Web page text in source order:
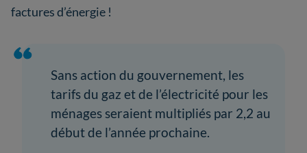
factures d’énergie !
Sans action du gouvernement, les
tarifs du gaz et de l’électricité pour les
ménages seraient multipliés par 2,2 au
début de l’année prochaine.